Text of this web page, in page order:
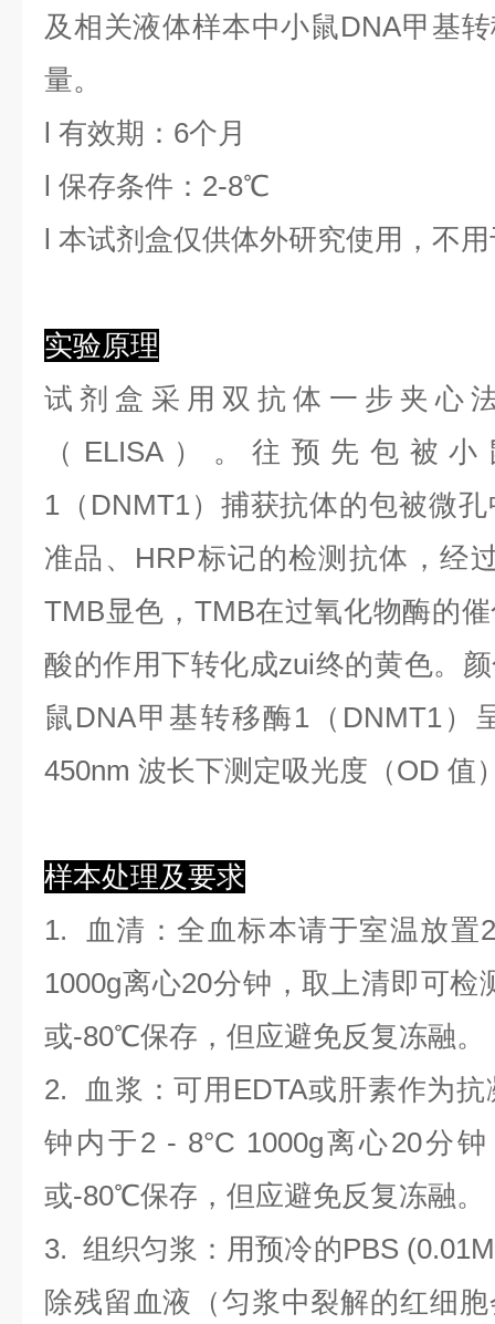
及相关液体样本中小鼠DNA甲基
量。
l 有效期：6个月
l 保存条件： 2-8℃
l 本试剂盒仅供体外研究使用，不
实验原理
试剂盒采用双抗体一步夹心
（ELISA）。往预先包被
1（DNMT1）捕获抗体的包被微
准品、HRP标记的检测抗体，经
TMB显色，TMB在过氧化物酶的
酸的作用下转化成zui终的黄色。
鼠DNA甲基转移酶1（DNMT1）
450nm 波长下测定吸光度（OD 值
样本处理及要求
1.
血清 ：全血标本请于室温放
1000g离心20分钟，取上清即可
或-80℃保存，但应避免反复冻融。
2.
血浆 ：可用EDTA或肝素作为
钟内于2 - 8°C 1000g离心20分
或-80℃保存，但应避免反复冻融。
3.组织匀浆 ：用预冷的PBS
除残留血液（匀浆中裂解的红细